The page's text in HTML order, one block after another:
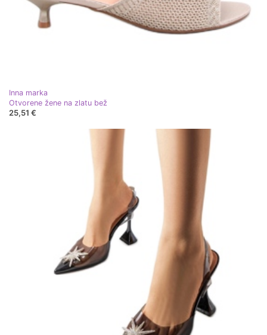
Inna marka
Otvorene žene na zlatu bež
25,51 €